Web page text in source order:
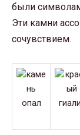
были
Эти камни
сочувствием.